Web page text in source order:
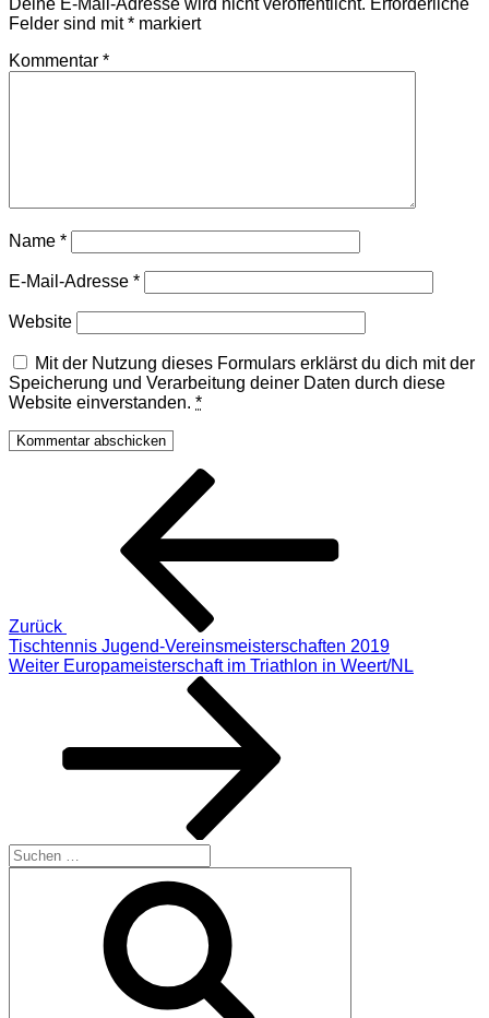
Deine E-Mail-Adresse wird nicht veröffentlicht. Erforderliche
Felder sind mit* markiert
Kommentar *
Name *
E-Mail-Adresse *
Website
Mit der Nutzung dieses Formulars erklärst du dich mit der
Speicherung und Verarbeitung deiner Daten durch diese
Website einverstanden. *
Beitragsnavigation
Zurück
Tischtennis Jugend-Vereinsmeisterschaften 2019
Nächster
Weiter Europameisterschaft im Triathlon in Weert/NL
Suchen
nach: